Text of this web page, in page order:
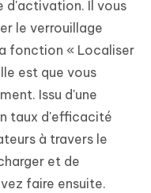
d'activation. Il vous
le verrouillage
fonction « Localiser
est que vous
Issu d'une
taux d'efficacité
à travers le
et de
faire ensuite.